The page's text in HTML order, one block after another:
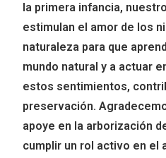
la primera infancia,
estimulan el amor de los
naturaleza para que
mundo natural y a actuar
estos sentimientos,
preservación.
apoye en la arborización
cumplir un rol activo en el